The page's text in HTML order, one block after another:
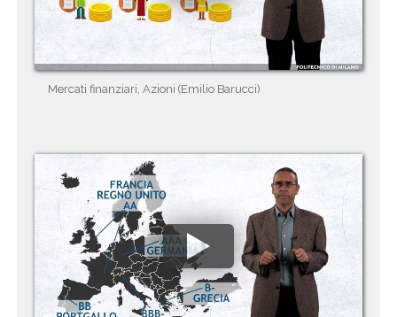
Mercati finanziari, Azioni (Emilio Barucci)